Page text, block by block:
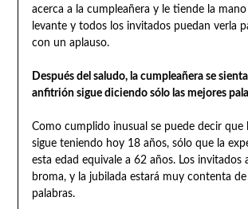
acerca a la cumpleañera y le tiende la
levante y todos los invitados puedan verla
con un aplauso.
Después del saludo, la cumpleañera se
anfitrión sigue diciendo sólo las mejores
Como cumplido inusual se puede decir que
sigue teniendo hoy 18 años, sólo que la
esta edad equivale a 62 años. Los invitados
broma, y la jubilada estará muy contenta
palabras.